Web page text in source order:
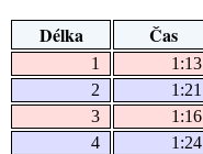
Délka Čas
1 1:13
2
1:21
3
1:16
4
1:24